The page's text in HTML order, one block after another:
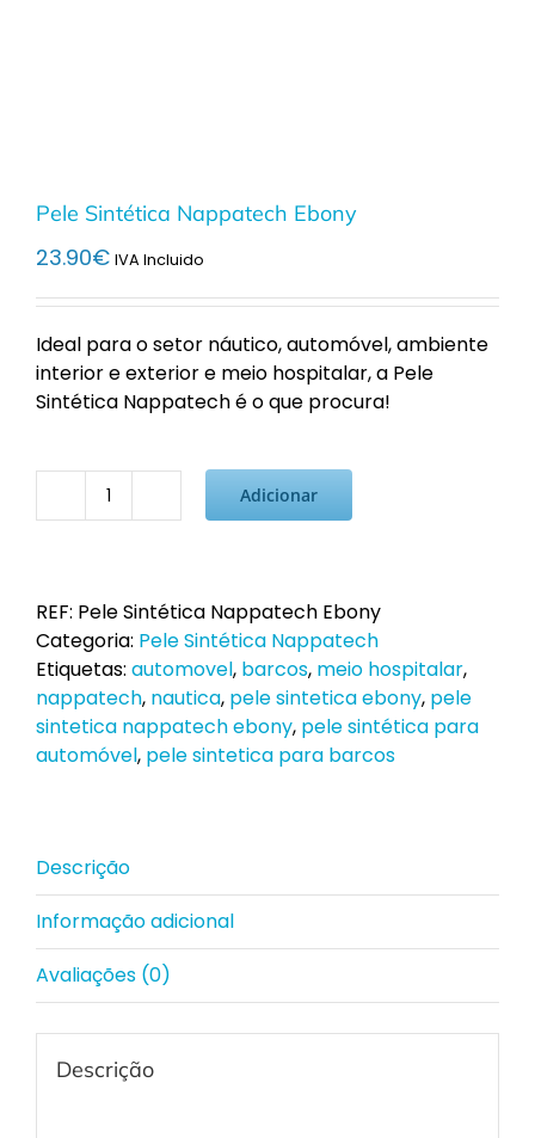
Pele Sintética Nappatech Ebony
23.90€ IVA Incluido
Ideal para o setor náutico, automóvel, ambiente
interior e exterior e meio hospitalar, a Pele
Sintética Nappatech é o que procura!
Quantidade
Nappatech
Ebony
Adicionar
REF: Pele Sintética Nappatech Ebony
Categoria: Pele Sintética Nappatech
Etiquetas: automovel, barcos, meio hospitalar,
nappatech, nautica, pele sintetica ebony, pele
sintetica nappatech ebony, pele sintética para
automóvel, pele sintetica para barcos
Descrição
Informação adicional
Avaliações (0)
Descrição